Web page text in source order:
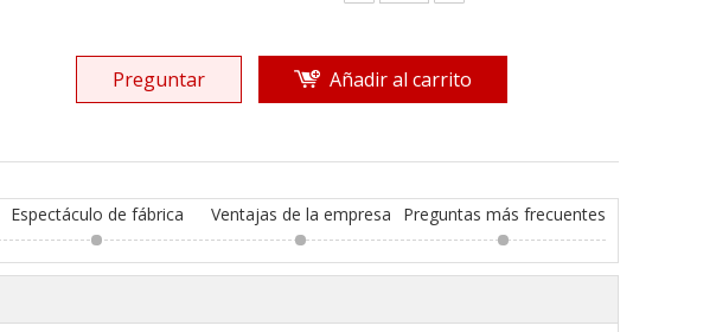
Preguntar Añadir al carrito
Espectáculo de fábrica Ventajas de la empresa Preguntas más frecuentes